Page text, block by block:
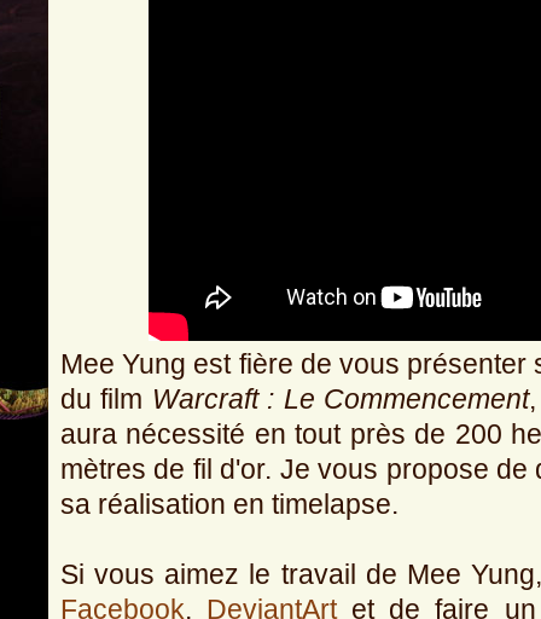
Mee Yung est fière de vous
du film Warcraft : Le Commencement
aura nécessité en tout près de 200
mètres de fil d'or. Je vous propose
sa réalisation en timelapse.
Si vous aimez le travail de Mee
Facebook, DeviantArtet de faire